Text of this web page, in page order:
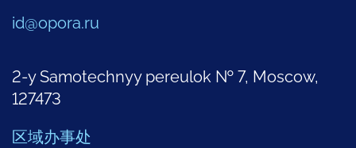
id@opora.ru
2-y Samotechnyy pereulok № 7, Moscow,
127473
区域办事处